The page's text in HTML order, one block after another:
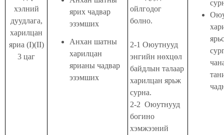
хэлний
дуудлага,
харилцан
яриа (I)(II)
3 цаг
ярих чадвар
эзэмших
Анхан шатны
харилцан
ярианы чадвар
эзэмших
ойлгодог
болно.
2-1 Оюутнууд
энгийн нөхцөл
байдлын талаар
харилцан ярьж
сурна.
2-2 Оюутнууд
богино
хэмжээний